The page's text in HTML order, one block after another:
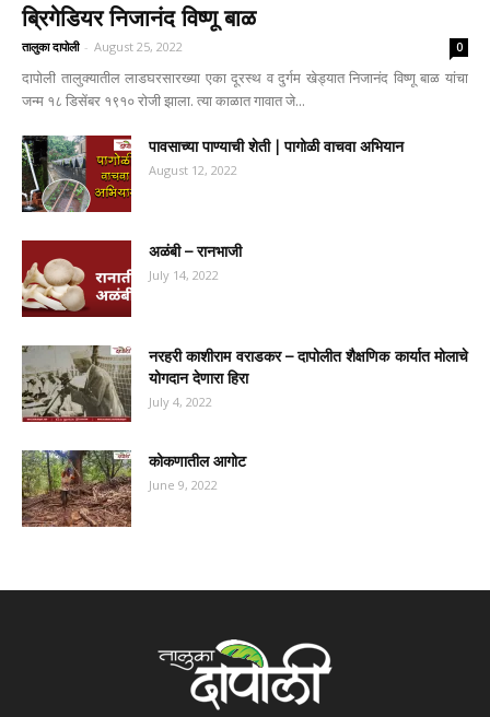
ब्रिगेडियर निजानंद विष्णू बाळ
तालुका दापोली - August 25, 2022 0
दापोली तालुक्यातील लाडघरसारख्या एका दूरस्थ व दुर्गम खेड्यात निजानंद विष्णू बाळ यांचा
जन्म १८ डिसेंबर १९१० रोजी झाला. त्या काळात गावात जे...
पावसाच्या पाण्याची शेती | पागोळी वाचवा अभियान
August 12, 2022
अळंबी – रानभाजी
July 14, 2022
नरहरी काशीराम वराडकर – दापोलीत शैक्षणिक कार्यात मोलाचे
योगदान देणारा हिरा
July 4, 2022
कोकणातील आगोट
June 9, 2022